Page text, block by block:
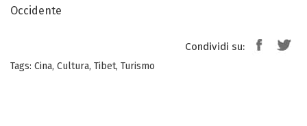
Occidente
Condividi su:
Tags: Cina, Cultura, Tibet, Turismo